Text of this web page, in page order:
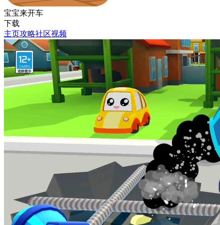
宝宝来开车
下载
主页攻略社区视频